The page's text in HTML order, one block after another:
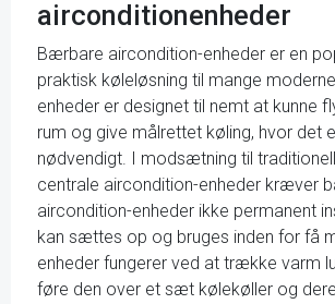
airconditionenheder
Bærbare aircondition-enheder er en
praktisk køleløsning til mange
enheder er designet til nemt at kunne
rum og give målrettet køling, hvor det
nødvendigt. I modsætning til
centrale aircondition-enheder kræver
aircondition-enheder ikke permanent
kan sættes op og bruges inden for få
enheder fungerer ved at trække varm
føre den over et sæt kølekøller og